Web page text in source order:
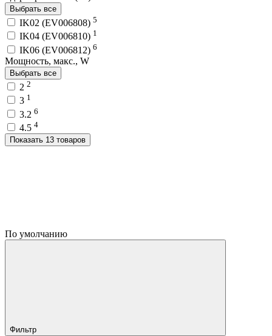
Выбрать все
IK02 (EV006808) 5
IK04 (EV006810) 1
IK06 (EV006812) 6
Мощность, макс., W
Выбрать все
2 2
3 1
3.2 6
4.5 4
Показать 13 товаров
По умолчанию
Фильтр